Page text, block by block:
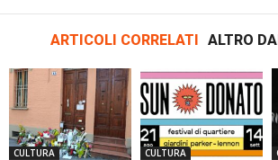
ARTICOLI CORRELATI ALTRO
CULTURA CULTURA